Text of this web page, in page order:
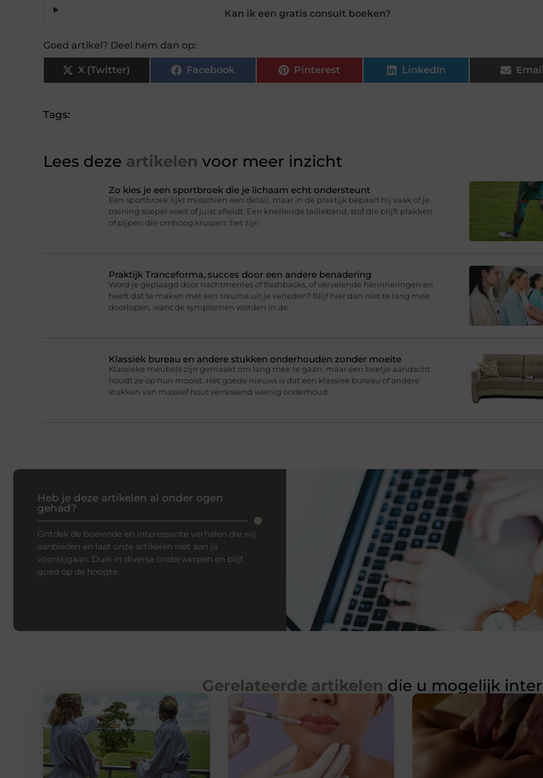
Kan ik een gratis consult boeken?
Goed artikel? Deel hem dan op:
X (Twitter) Facebook Pinterest LinkedIn Email
Tags:
Lees deze artikelen voor meer inzicht
Zo kies je een sportbroek die je lichaam echt ondersteunt
Een sportbroek lijkt misschien een detail, maar in de praktijk bepaalt hij vaak of je
training soepel voelt of juist afleidt. Een knellende tailleband, stof die blijft plakken
of pijpen die omhoog kruipen: het zijn
Praktijk Tranceforma, succes door een andere benadering
Word je geplaagd door nachtmerries of flashbacks, of vervelende herinneringen en
heeft dat te maken met een trauma uit je verleden? Blijf hier dan niet te lang mee
doorlopen, want de symptomen worden in de
Klassiek bureau en andere stukken onderhouden zonder moeite
Klassieke meubels zijn gemaakt om lang mee te gaan, maar een beetje aandacht
houdt ze op hun mooist. Het goede nieuws is dat een klassiek bureau of andere
stukken van massief hout verrassend weinig onderhoud
Heb je deze artikelen al onder ogen
gehad?
Ontdek de boeiende en interessante verhalen die wij
aanbieden en laat onze artikelen niet aan je
voorbijgaan. Duik in diverse onderwerpen en blijf
goed op de hoogte.
Gerelateerde artikelen die u mogelijk